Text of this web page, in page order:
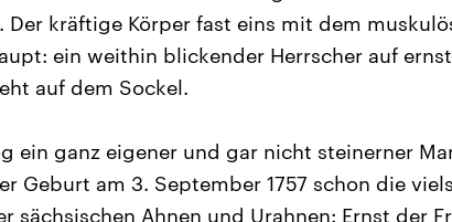
kräftige Körper fast eins mit dem
ein weithin blickender Herrscher auf
auf dem Sockel.
ein ganz eigener und gar nicht steinerner
Geburt am 3. September 1757 schon die
sächsischen Ahnen und Urahnen: Ernst der